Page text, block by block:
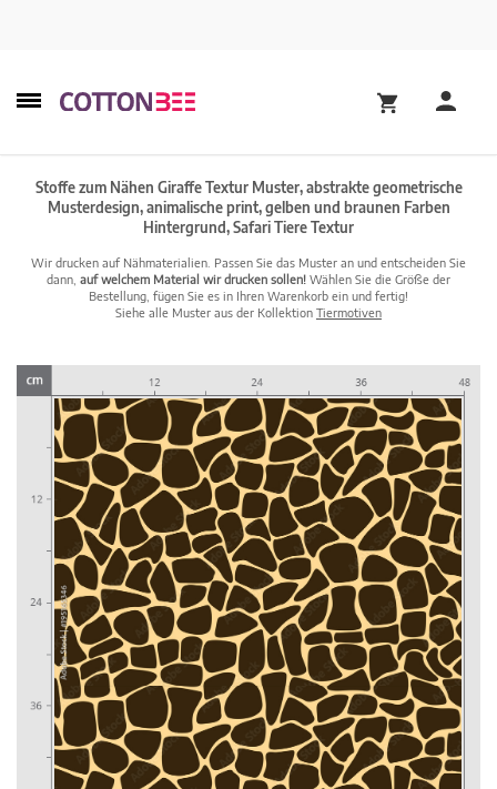
Stoffe zum Nähen Giraffe Textur Muster, abstrakte geometrische
Musterdesign, animalische print, gelben und braunen Farben
Hintergrund, Safari Tiere Textur
Wir drucken auf Nähmaterialien. Passen Sie das Muster an und entscheiden Sie
dann, auf welchem Material wir drucken sollen! Wählen Sie die Größe der
Bestellung, fügen Sie es in Ihren Warenkorb ein und fertig!
Siehe alle Muster aus der Kollektion Tiermotiven